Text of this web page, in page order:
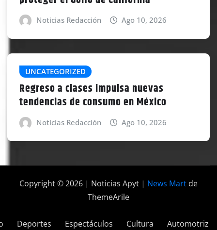
Noticias Redacción Ago 10, 2026
UNCATEGORIZED
Regreso a clases impulsa nuevas
tendencias de consumo en México
Noticias Redacción Ago 10, 2026
Copyright © 2026 | Noticias Apyt | News Mart de
ThemeArile
Deportes Espectáculos Cultura Automotriz